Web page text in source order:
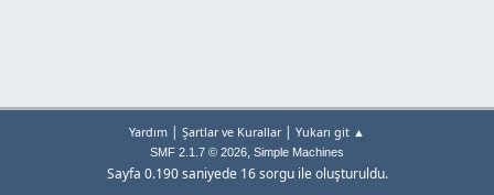
Yardım | Şartlar ve Kurallar| Yukarı git ▲
SMF 2.1.7 © 2026, Simple Machines
Sayfa 0.190 saniyede 16 sorgu ile oluşturuldu.